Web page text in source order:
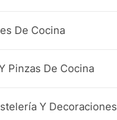
De Cocina
Pinzas De Cocina
Y Decoraciones